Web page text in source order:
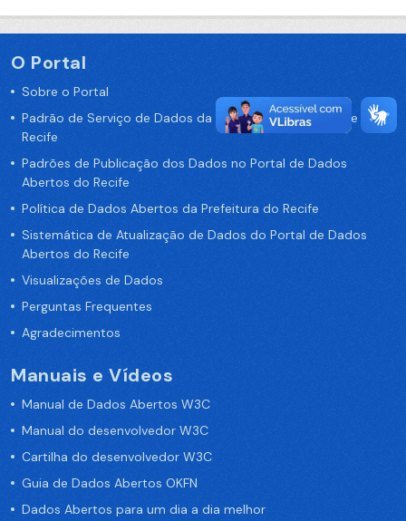
O Portal
Sobre o Portal
Padrão de Serviço de Dados da Prefeitura da Cidade de
Recife
Padrões de Publicação dos Dados no Portal de Dados
Abertos do Recife
Política de Dados Abertos da Prefeitura do Recife
Sistemática de Atualização de Dados do Portal de Dados
Abertos do Recife
Visualizações de Dados
Perguntas Frequentes
Agradecimentos
Manuais e Vídeos
Manual de Dados Abertos W3C
Manual do desenvolvedor W3C
Cartilha do desenvolvedor W3C
Guia de Dados Abertos OKFN
Dados Abertos para um dia a dia melhor